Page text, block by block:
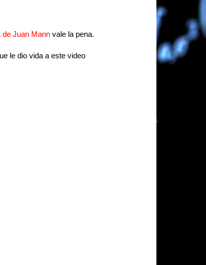
de Juan Mann vale la pena.
le dio vida a este video